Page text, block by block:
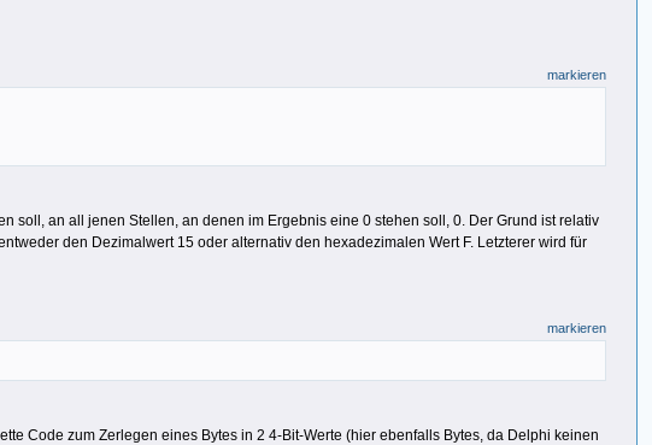
markieren
soll, an all jenen Stellen, an denen im Ergebnis eine 0 stehen soll, 0. Der Grund ist relativ
den Dezimalwert 15 oder alternativ den hexadezimalen Wert F. Letzterer wird für
markieren
Code zum Zerlegen eines Bytes in 2 4-Bit-Werte (hier ebenfalls Bytes, da Delphi keinen